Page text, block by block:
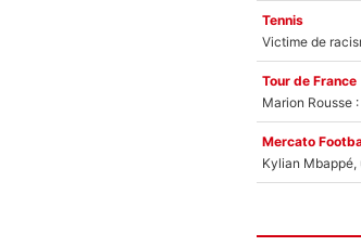
Tennis
Tour de France
Marion Rousse
Mercato
Kylian